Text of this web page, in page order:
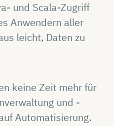
und Scala-Zugriff
Anwendern aller
leicht, Daten zu
keine Zeit mehr für
und -
Automatisierung.